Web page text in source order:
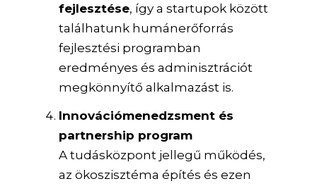
fejlesztése, így a startupok között
találhatunk humánerőforrás
fejlesztési programban
eredményes és adminisztrációt
megkönnyítő alkalmazást is.
Innovációmenedzsment és
partnership program
A tudásközpont jellegű működés,
az ökoszisztéma építés és ezen